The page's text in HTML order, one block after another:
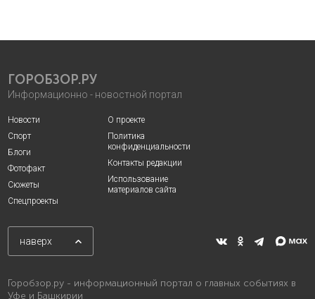
ГОРОБЗОР.РУ
Информационно - новостной портал
Новости
Спорт
Блоги
Фотофакт
Сюжеты
Спецпроекты
О проекте
Политика
конфиденциальности
Контакты редакции
Использование
материалов сайта
наверх
Горобзор.ру - информационный портал о главных событиях в
Уфе и Башкирии